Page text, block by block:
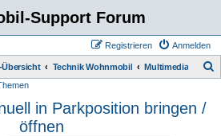
Support Forum
Anmelden
Registrieren
Übersicht Technik Wohnmobil Multimedia
in Parkposition bringen /
öffnen